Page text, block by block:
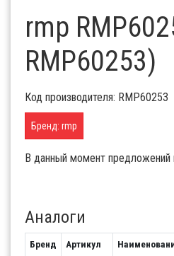
rmp
RMP60253)
Код производителя: RMP60253
Бренд: rmp
В данный момент предложений
Аналоги
Бренд Артикул